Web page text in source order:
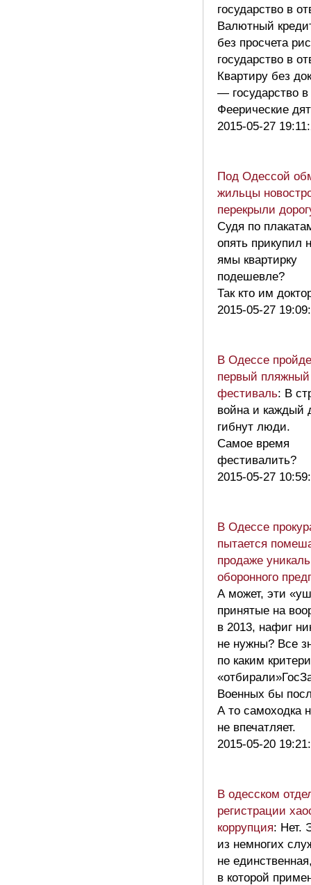
государство в
Валютный
без просчета
государство в
Квартиру без
— государство в
Феерические
2015-05-27
Под Одессой
жильцы
перекрыли
Судя по
опять прикупил
ямы квартирку
подешевле?
Так кто им
2015-05-27
В Одессе
первый
фестиваль: В
война и каждый
гибнут люди.
Самое время
фестивалить?
2015-05-27
В Одессе
пытается
продаже
оборонного
А может, эти
принятые на
в 2013, нафиг
не нужны? Все
по каким
Военных бы
А то самоходка
не впечатляет.
2015-05-20
В одесском
регистрации
коррупция: Нет.
из немногих
не
в которой